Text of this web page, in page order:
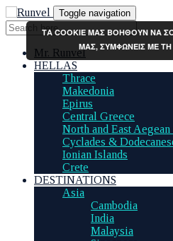
Toggle navigation
Mr. Runvel
HELLAS
Thrace
Makedonia
Epirus
Central Greece
North and East Aegean
Cyclades &
Ionian Islands
Crete
DESTINATIONS
Asia
Cambodia
India
Malaysia
ΤΑ COOKIE ΜΑΣ ΒΟΗΘΟΥΝ ΝΑ
ΜΑΣ, ΣΥΜΦΩΝΕΙΣ ΜΕ